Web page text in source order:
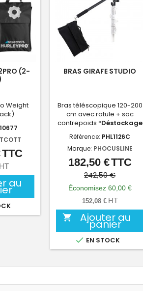
(2-
Weight
TTC
HT
au
BRAS GIRAFE STUDIO
Bras téléscopique 120-200
cm avec rotule + sac
contrepoids *Déstockage
Référence: PHL1126C
Marque: PHOCUSLINE
Prix
Prix
de
base
182,50 €TTC
242,50 €
Économisez 60,00 €
152,08 € HT
 Ajouter au
panier
 EN STOCK